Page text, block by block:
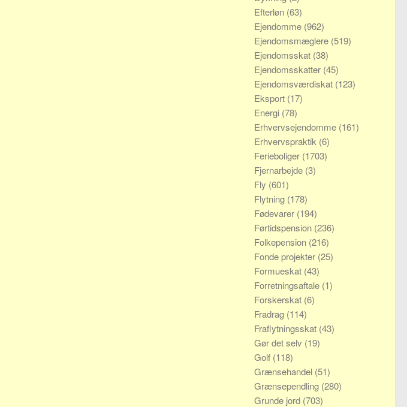
Efterløn (63)
Ejendomme (962)
Ejendomsmæglere (519)
Ejendomsskat (38)
Ejendomsskatter (45)
Ejendomsværdiskat (123)
Eksport (17)
Energi (78)
Erhvervsejendomme (161)
Erhvervspraktik (6)
Ferieboliger (1703)
Fjernarbejde (3)
Fly (601)
Flytning (178)
Fødevarer (194)
Førtidspension (236)
Folkepension (216)
Fonde projekter (25)
Formueskat (43)
Forretningsaftale (1)
Forskerskat (6)
Fradrag (114)
Fraflytningsskat (43)
Gør det selv (19)
Golf (118)
Grænsehandel (51)
Grænsependling (280)
Grunde jord (703)